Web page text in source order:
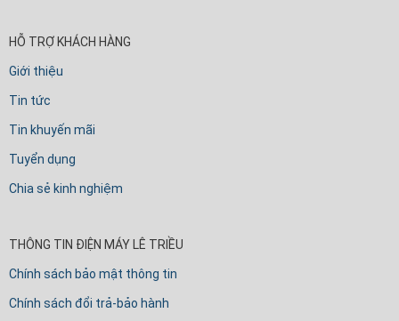
HỖ TRỢ KHÁCH HÀNG
Giới thiệu
Tin tức
Tin khuyến mãi
Tuyển dụng
Chia sẻ kinh nghiệm
THÔNG TIN ĐIỆN MÁY LÊ TRIỀU
Chính sách bảo mật thông tin
Chính sách đổi trả-bảo hành